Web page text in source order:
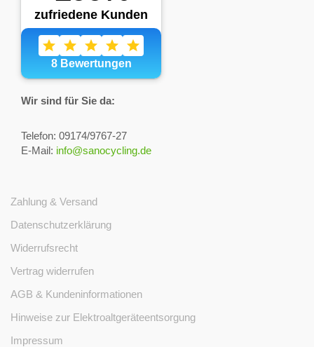
Wir sind für Sie da:
Telefon: 09174/9767-27
E-Mail: info@sanocycling.de
Zahlung & Versand
Datenschutzerklärung
Widerrufsrecht
Vertrag widerrufen
AGB & Kundeninformationen
Hinweise zur Elektroaltgeräteentsorgung
Impressum